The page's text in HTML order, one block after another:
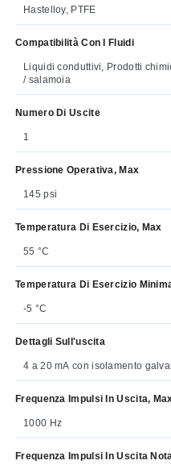
Hastelloy, PTFE
Compatibilità Con I Fluidi
Liquidi conduttivi, Prodotti
/ salamoia
Numero Di Uscite
1
Pressione Operativa, Max
145 psi
Temperatura Di Esercizio, Max
55 °C
Temperatura Di Esercizio
-5 °C
Dettagli Sull'uscita
4 a 20 mA con isolamento
Frequenza Impulsi In Uscita,
1000 Hz
Frequenza Impulsi In Uscita